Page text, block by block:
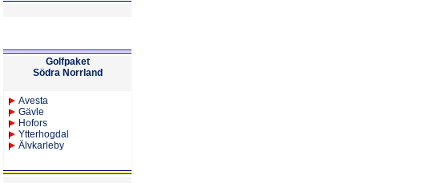
Golfpaket
Södra Norrland
Avesta
Gävle
Hofors
Ytterhogdal
Älvkarleby